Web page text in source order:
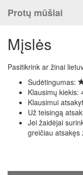
Protų mūšiai
Mįslės
Pasitikrink ar žinai
Sudėtingumas:
Klausimų kiekis:
Klausimui
Už teisingą
Jei žaidėjai
greičiau atsakęs